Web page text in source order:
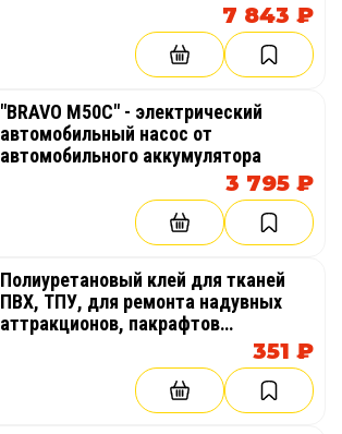
7 843 ₽
"BRAVO M50C" - электрический
автомобильный насос от
автомобильного аккумулятора
3 795 ₽
Полиуретановый клей для тканей
ПВХ, ТПУ, для ремонта надувных
аттракционов, пакрафтов
(компактный каяк, лодка), байдарок
351 ₽